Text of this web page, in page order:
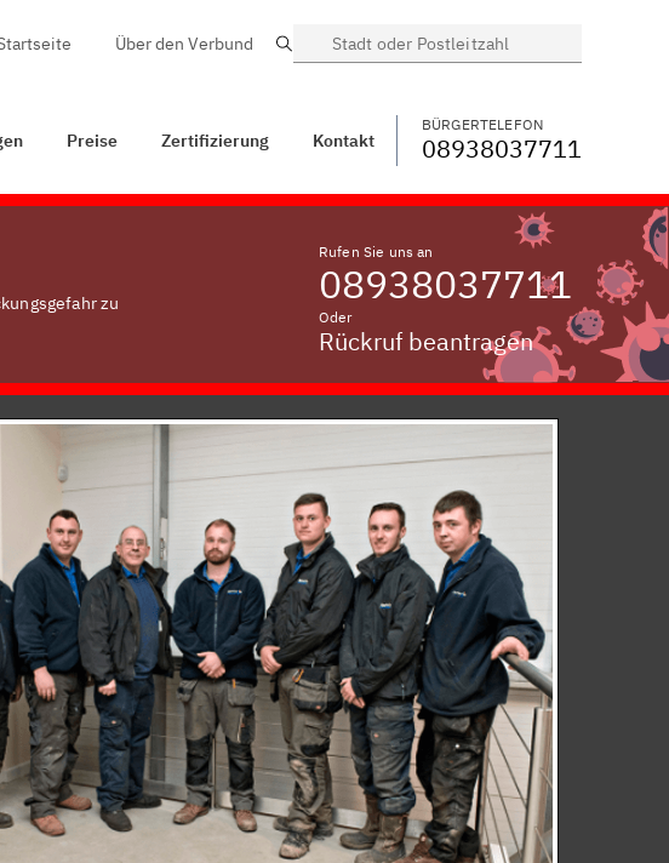
BÜRGERTELEFON WECHSELN
Über den Verbund Suche
Preise Zertifizierung Kontakt
BÜRGERTELEFON
08938037711
zu
Rufen Sie uns an
08938037711
Oder
Rückruf beantragen